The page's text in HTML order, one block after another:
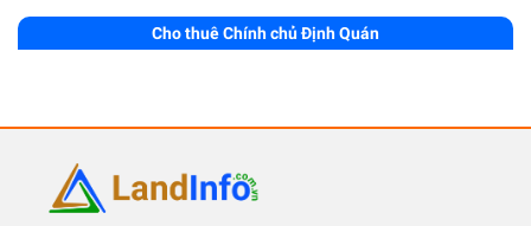
Cho thuê Chính chủ Định Quán